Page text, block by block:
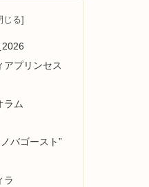
2026
アプリンセス
ラム
バゴースト”
ラ